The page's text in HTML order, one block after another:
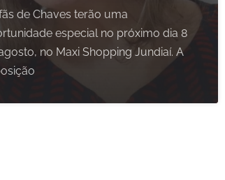
de Chaves terão uma
especial no próximo dia 8
no Maxi Shopping Jundiaí. A